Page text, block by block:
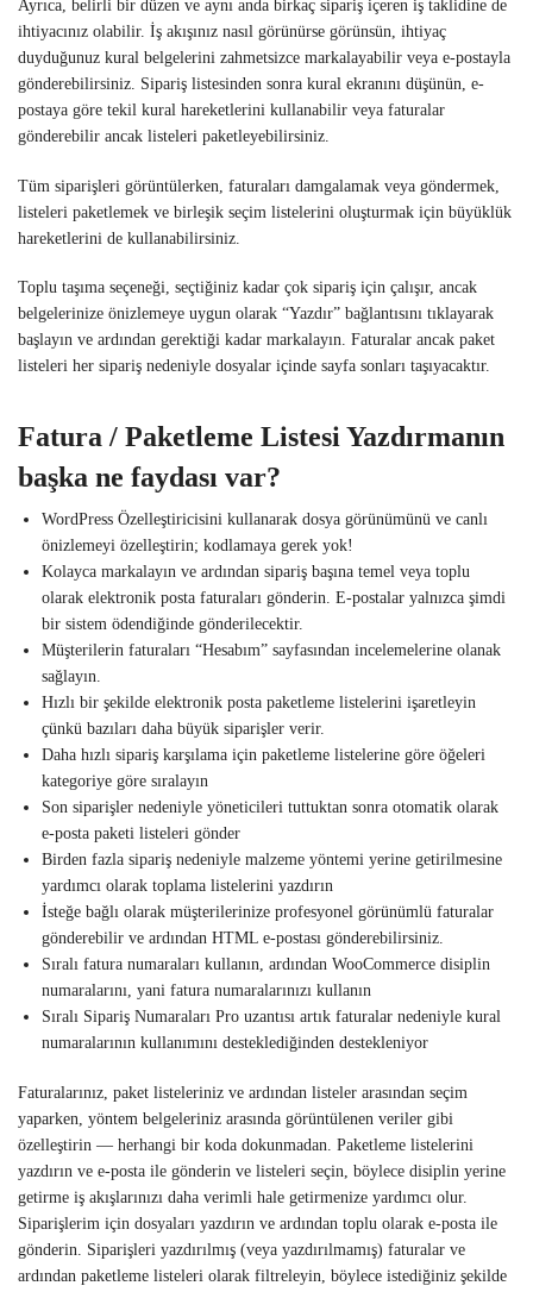
Ayrıca, belirli bir düzen ve aynı anda birkaç sipariş içeren iş taklidine de
ihtiyacınız olabilir. İş akışınız nasıl görünürse görünsün, ihtiyaç
duyduğunuz kural belgelerini zahmetsizce markalayabilir veya e-postayla
gönderebilirsiniz. Sipariş listesinden sonra kural ekranını düşünün, e-
postaya göre tekil kural hareketlerini kullanabilir veya faturalar
gönderebilir ancak listeleri paketleyebilirsiniz.
Tüm siparişleri görüntülerken, faturaları damgalamak veya göndermek,
listeleri paketlemek ve birleşik seçim listelerini oluşturmak için büyüklük
hareketlerini de kullanabilirsiniz.
Toplu taşıma seçeneği, seçtiğiniz kadar çok sipariş için çalışır, ancak
belgelerinize önizlemeye uygun olarak “Yazdır” bağlantısını tıklayarak
başlayın ve ardından gerektiği kadar markalayın. Faturalar ancak paket
listeleri her sipariş nedeniyle dosyalar içinde sayfa sonları taşıyacaktır.
Fatura / Paketleme Listesi Yazdırmanın
başka ne faydası var?
WordPress Özelleştiricisini kullanarak dosya görünümünü ve canlı
önizlemeyi özelleştirin; kodlamaya gerek yok!
Kolayca markalayın ve ardından sipariş başına temel veya toplu
olarak elektronik posta faturaları gönderin. E-postalar yalnızca şimdi
bir sistem ödendiğinde gönderilecektir.
Müşterilerin faturaları “Hesabım” sayfasından incelemelerine olanak
sağlayın.
Hızlı bir şekilde elektronik posta paketleme listelerini işaretleyin
çünkü bazıları daha büyük siparişler verir.
Daha hızlı sipariş karşılama için paketleme listelerine göre öğeleri
kategoriye göre sıralayın
Son siparişler nedeniyle yöneticileri tuttuktan sonra otomatik olarak
e-posta paketi listeleri gönder
Birden fazla sipariş nedeniyle malzeme yöntemi yerine getirilmesine
yardımcı olarak toplama listelerini yazdırın
İsteğe bağlı olarak müşterilerinize profesyonel görünümlü faturalar
gönderebilir ve ardından HTML e-postası gönderebilirsiniz.
Sıralı fatura numaraları kullanın, ardından WooCommerce disiplin
numaralarını, yani fatura numaralarınızı kullanın
Sıralı Sipariş Numaraları Pro uzantısı artık faturalar nedeniyle kural
numaralarının kullanımını desteklediğinden destekleniyor
Faturalarınız, paket listeleriniz ve ardından listeler arasından seçim
yaparken, yöntem belgeleriniz arasında görüntülenen veriler gibi
özelleştirin — herhangi bir koda dokunmadan. Paketleme listelerini
yazdırın ve e-posta ile gönderin ve listeleri seçin, böylece disiplin yerine
getirme iş akışlarınızı daha verimli hale getirmenize yardımcı olur.
Siparişlerim için dosyaları yazdırın ve ardından toplu olarak e-posta ile
gönderin. Siparişleri yazdırılmış (veya yazdırılmamış) faturalar ve
ardından paketleme listeleri olarak filtreleyin, böylece istediğiniz şekilde